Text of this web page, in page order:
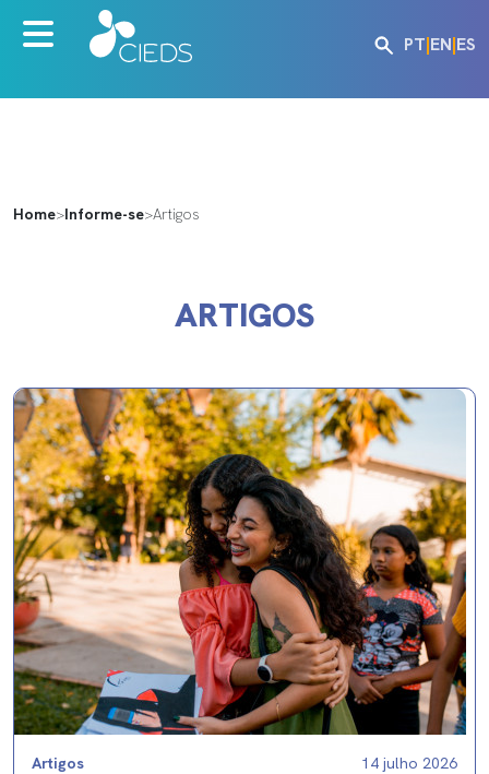
PT|EN|ES
Home>Informe-se>Artigos
ARTIGOS
Artigos 14 julho 2026